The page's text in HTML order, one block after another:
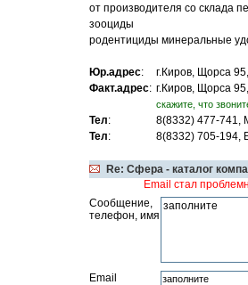
от производителя со склада
зооциды
родентициды минеральные
Юр.адрес:
г.Киров, Щорса
Факт.адрес: г.Киров, Щорса
cкажите, что
Тел:
8(8332) 477-741,
Тел: 8(8332) 705-194,
Re: Сфера - каталог
Email стал
Сообщение,
телефон, имя
Email